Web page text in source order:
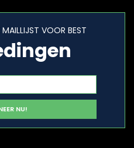
VOOR BEST